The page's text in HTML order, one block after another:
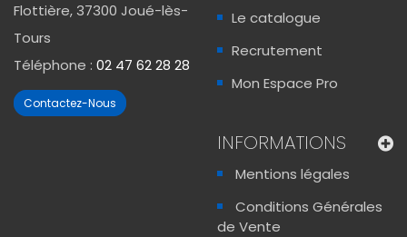
Flottière, 37300 Joué-lès-
Tours
Téléphone : 02 47 62 28 28
Contactez-Nous
Le catalogue
Recrutement
Mon Espace Pro
INFORMATIONS
Mentions légales
Conditions Générales
de Vente